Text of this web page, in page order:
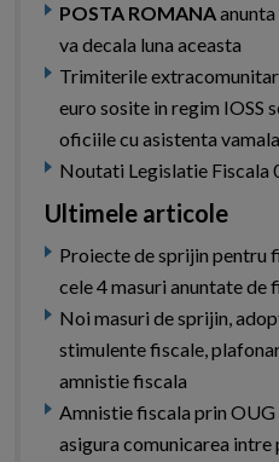
POSTA ROMANA
va decala luna aceasta
Trimiterile
euro sosite in regim IOSS
oficiile cu asistenta vamala
Noutati Legislatie Fiscala
Ultimele articole
Proiecte de sprijin pentru
cele 4 masuri anuntate de
Noi masuri de sprijin,
stimulente fiscale,
amnistie fiscala
Amnistie fiscala prin
asigura comunicarea